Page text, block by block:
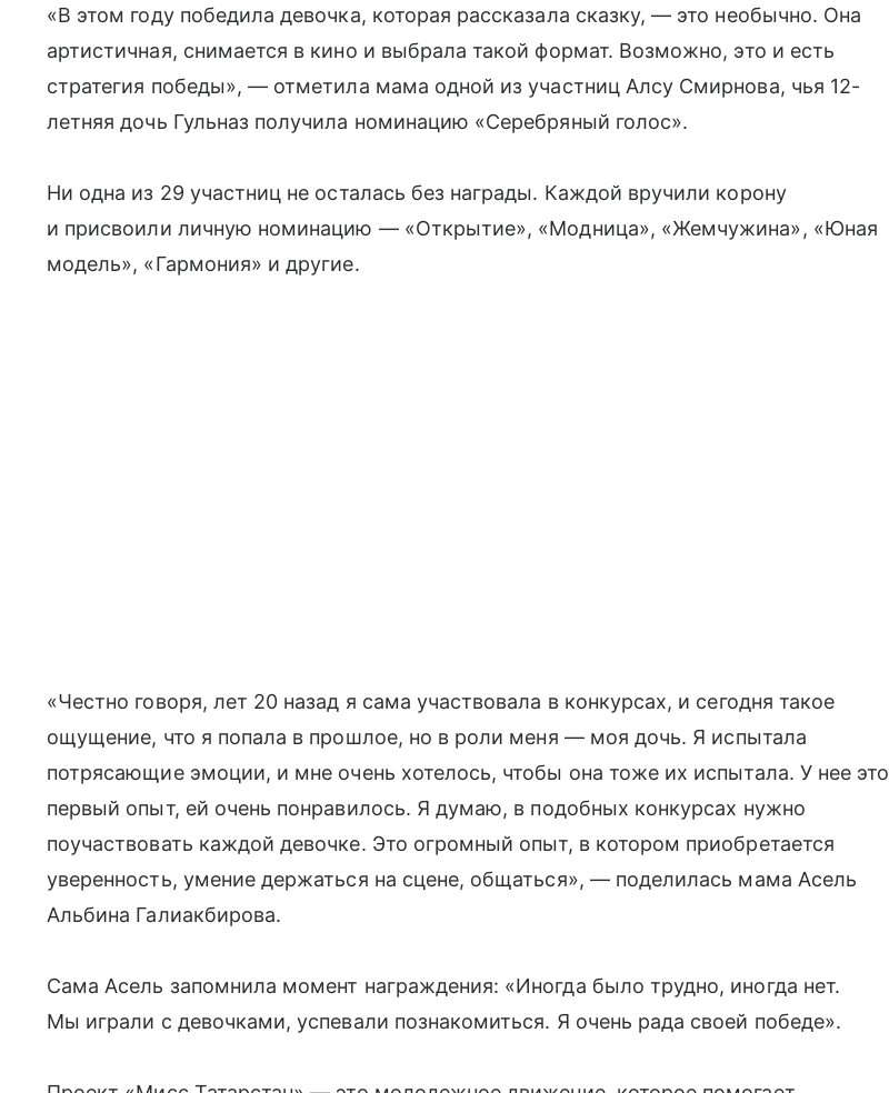
«В этом году победила девочка, которая рассказала сказку, — это необычно. Она
артистичная, снимается в кино и выбрала такой формат. Возможно, это и есть
стратегия победы», — отметила мама одной из участниц Алсу Смирнова, чья 12-
летняя дочь Гульназ получила номинацию «Серебряный голос».
Ни одна из 29 участниц не осталась без награды. Каждой вручили корону
и присвоили личную номинацию — «Открытие», «Модница», «Жемчужина», «Юная
модель», «Гармония» и другие.
«Честно говоря, лет 20 назад я сама участвовала в конкурсах, и сегодня такое
ощущение, что я попала в прошлое, но в роли меня — моя дочь. Я испытала
потрясающие эмоции, и мне очень хотелось, чтобы она тоже их испытала. У нее это
первый опыт, ей очень понравилось. Я думаю, в подобных конкурсах нужно
поучаствовать каждой девочке. Это огромный опыт, в котором приобретается
уверенность, умение держаться на сцене, общаться», — поделилась мама Асель
Альбина Галиакбирова.
Сама Асель запомнила момент награждения: «Иногда было трудно, иногда нет.
Мы играли с девочками, успевали познакомиться. Я очень рада своей победе».